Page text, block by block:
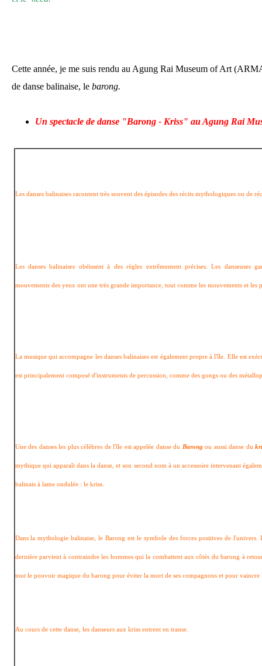
Cette année, je me suis rendu au Agung Rai Museum of Art
de danse balinaise, le barong.
Un spectacle de danse "Barong - Kriss" au Agung Rai
Les danses balinaises racontent très souvent des épisodes des récits mythologiques ou de
Les danses balinaises obéissent à des règles extrêmement précises. Les danseuses
mouvements des yeux ont une très grande importance, tout comme les mouvements et les
La musique qui accompagne les danses balinaises est également propre à l'île. Elle est
est principalement composé d'instruments de percussion, comme des gongs ou des
Une des danses les plus célèbres de l'île est appelée danse du Barongou aussi danse du
mythique qui apparaît dans la danse, et son second nom à un accessoire intervenant
balinais à lame ondulée : le kriss.
Dans la mythologie balinaise, le Barong est le symbole des forces positives de l'univers.
dernière parvient à contraindre les hommes qui la combattent aux côtés du barong à
tout le pouvoir magique du barong pour éviter la mort de ses compagnons et pour vaincre
Au cours de cette danse, les danseurs aux kriss entrent en transe.